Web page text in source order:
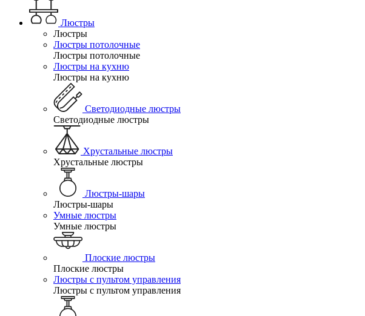
Люстры
Люстры
Люстры потолочные
Люстры потолочные
Люстры на кухню
Люстры на кухню
Светодиодные люстры
Светодиодные люстры
Хрустальные люстры
Хрустальные люстры
Люстры-шары
Люстры-шары
Умные люстры
Умные люстры
Плоские люстры
Плоские люстры
Люстры с пультом управления
Люстры с пультом управления